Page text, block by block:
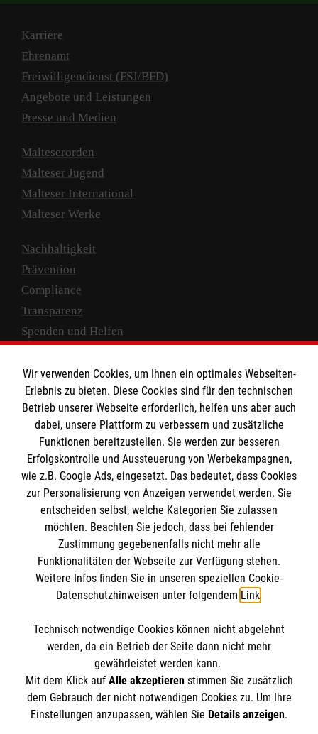
Karriere
Ehrenamt
Freiwilligendienst (FSJ/BFD)
Angebote und Leistungen
Presse und Medien
Malteserorden
Malteser Jugend
Malteser International
Malteser Werke
Nachhaltigkeit
Prävention
Compliance
Transparenz
Spenden und Helfen
Empfänger: Malteser Hilfsdienst e.V.
IBAN: DE10 3706 0120 1201 2000 12
BIC: GENODED 1PA7
Newsletter abonnieren
Cookies verwalten|AGB|Impressum|Datenschutz
Barrierefreiheit |Kontakt| Sharepoint|Mediathek
Wir verwenden Cookies, um Ihnen ein optimales Webseiten-
Erlebnis zu bieten. Diese Cookies sind für den technischen
Betrieb unserer Webseite erforderlich, helfen uns aber auch
dabei, unsere Plattform zu verbessern und zusätzliche
Funktionen bereitzustellen. Sie werden zur besseren
Erfolgskontrolle und Aussteuerung von Werbekampagnen,
wie z.B. Google Ads, eingesetzt. Das bedeutet, dass Cookies
zur Personalisierung von Anzeigen verwendet werden. Sie
entscheiden selbst, welche Kategorien Sie zulassen
möchten. Beachten Sie jedoch, dass bei fehlender
Zustimmung gegebenenfalls nicht mehr alle
Funktionalitäten der Webseite zur Verfügung stehen.
Weitere Infos finden Sie in unseren speziellen Cookie-
Datenschutzhinweisen unter folgendem Link.
Technisch notwendige Cookies können nicht abgelehnt
werden, da ein Betrieb der Seite dann nicht mehr
gewährleistet werden kann.
Mit dem Klick auf Alle akzeptierenstimmen Sie zusätzlich
dem Gebrauch der nicht notwendigen Cookies zu. Um Ihre
Einstellungen anzupassen, wählen Sie Details anzeigen.